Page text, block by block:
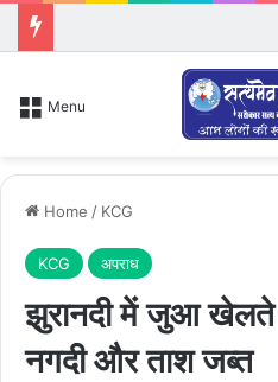
Menu
Home / KCG
KCG अपराध
झुरानदी में जुआ खेलते
नगदी और ताश जब्त